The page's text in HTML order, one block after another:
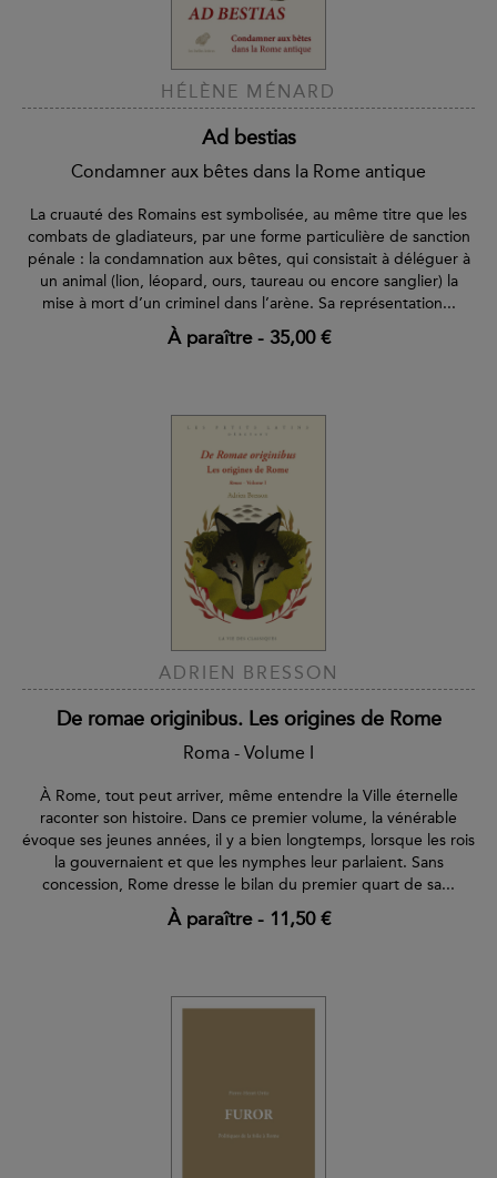
HÉLÈNE MÉNARD
Ad bestias
Condamner aux bêtes dans la Rome antique
La cruauté des Romains est symbolisée, au même titre que les
combats de gladiateurs, par une forme particulière de sanction
pénale : la condamnation aux bêtes, qui consistait à déléguer à
un animal (lion, léopard, ours, taureau ou encore sanglier) la
mise à mort d’un criminel dans l’arène. Sa représentation...
À paraître- 35,00 €
ADRIEN BRESSON
De romae originibus. Les origines de Rome
Roma - Volume I
À Rome, tout peut arriver, même entendre la Ville éternelle
raconter son histoire. Dans ce premier volume, la vénérable
évoque ses jeunes années, il y a bien longtemps, lorsque les rois
la gouvernaient et que les nymphes leur parlaient. Sans
concession, Rome dresse le bilan du premier quart de sa...
À paraître- 11,50 €